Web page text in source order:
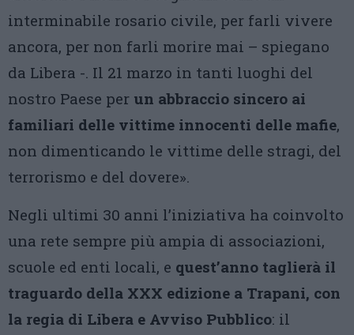
interminabile rosario civile, per farli vivere
ancora, per non farli morire mai – spiegano
da Libera -. Il 21 marzo in tanti luoghi del
nostro Paese per un abbraccio sincero ai
familiari delle vittime innocenti delle mafie,
non dimenticando le vittime delle stragi, del
terrorismo e del dovere».
Negli ultimi 30 anni l’iniziativa ha coinvolto
una rete sempre più ampia di associazioni,
scuole ed enti locali, e quest’anno taglierà il
traguardo della XXX edizione a Trapani, con
la regia di Libera e Avviso Pubblico: il